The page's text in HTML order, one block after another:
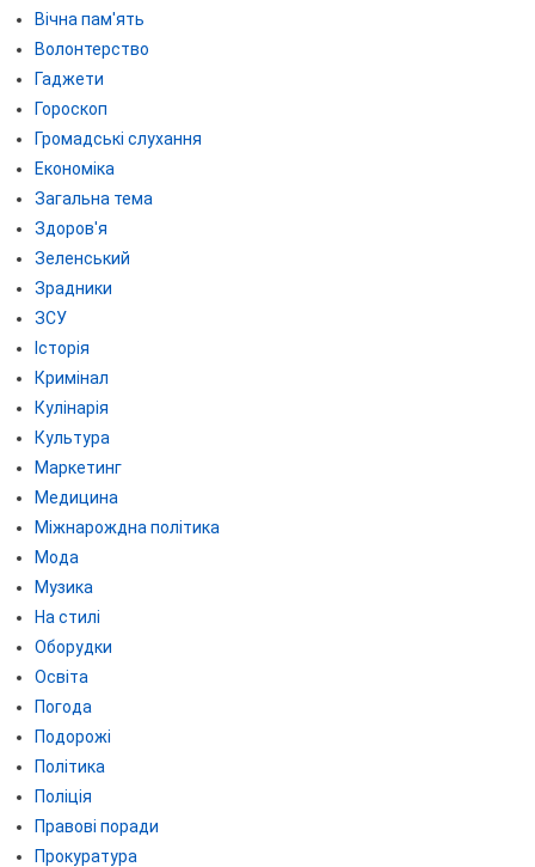
Вічна пам'ять
Волонтерство
Гаджети
Гороскоп
Громадські слухання
Економіка
Загальна тема
Здоров'я
Зеленський
Зрадники
ЗСУ
Історія
Кримінал
Кулінарія
Культура
Маркетинг
Медицина
Міжнарождна політика
Мода
Музика
На стилі
Оборудки
Освіта
Погода
Подорожі
Політика
Поліція
Правові поради
Прокуратура